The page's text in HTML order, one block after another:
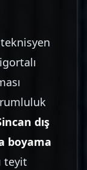
dış
boyama
teyit